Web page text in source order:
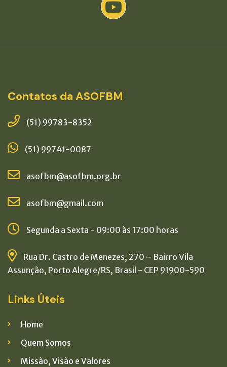
Contatos da ASOFBM
(51) 99783-8352
(51) 99741-0087
asofbm@asofbm.org.br
asofbm@gmail.com
Segunda a Sexta - 09:00 às 17:00 horas
Rua Dr. Castro de Menezes, 270 – Bairro Vila
Assunção, Porto Alegre/RS, Brasil - CEP 91900-590
Links Úteis
Home
Quem Somos
Missão, Visão e Valores